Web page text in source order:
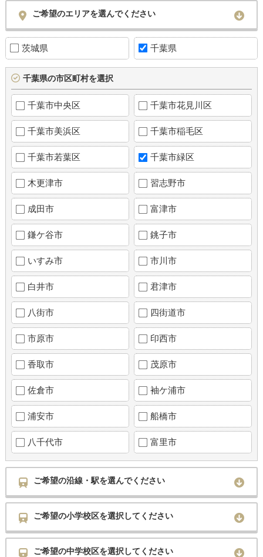
ご希望のエリアを選んでください
茨城県 千葉県
千葉県の市区町村を選択
千葉市中央区 千葉市花見川区
千葉市美浜区 千葉市稲毛区
千葉市若葉区 千葉市緑区
木更津市 習志野市
成田市 富津市
鎌ケ谷市 銚子市
いすみ市 市川市
白井市 君津市
八街市 四街道市
市原市 印西市
香取市 茂原市
佐倉市 袖ケ浦市
浦安市 船橋市
八千代市 富里市
ご希望の沿線・駅を選んでください
ご希望の小学校区を選択してください
ご希望の中学校区を選択してください